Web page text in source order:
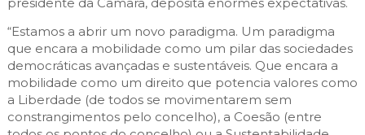
presidente da Câmara, deposita enormes expectativas.
“Estamos a abrir um novo paradigma. Um paradigma
que encara a mobilidade como um pilar das sociedades
democráticas avançadas e sustentáveis. Que encara a
mobilidade como um direito que potencia valores como
a Liberdade (de todos se movimentarem sem
constrangimentos pelo concelho), a Coesão (entre